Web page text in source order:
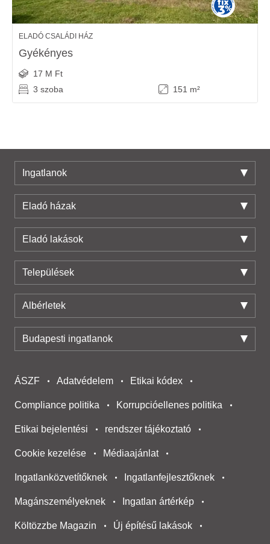
ELADÓ CSALÁDI HÁZ
Gyékényes
17 M Ft
3 szoba
151 m²
Ingatlanok
Eladó házak
Eladó lakások
Települések
Albérletek
Budapesti ingatlanok
ÁSZF Adatvédelem Etikai kódex
Compliance politika Korrupcióellenes politika
Etikai bejelentési rendszer tájékoztató
Cookie kezelése Médiaajánlat
Ingatlanközvetítőknek Ingatlanfejlesztőknek
Magánszemélyeknek Ingatlan ártérkép
Költözzbe Magazin Új építésű lakások